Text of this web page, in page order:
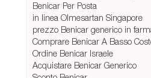
Benicar Per Posta
in linea Olmesartan Singapore
prezzo Benicar generico in
Comprare Benicar A Basso
Ordine Benicar Israele
Acquistare Benicar Generico